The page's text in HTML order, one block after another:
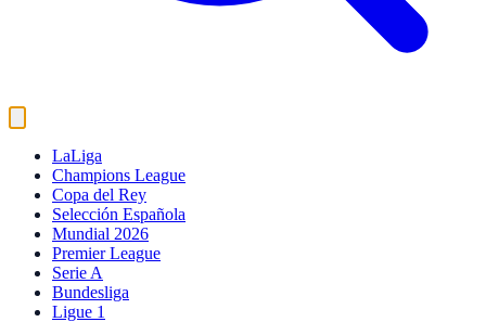
LaLiga
Champions League
Copa del Rey
Selección Española
Mundial 2026
Premier League
Serie A
Bundesliga
Ligue 1